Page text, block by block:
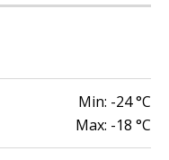
Min: -24°C
Max: -18 °C